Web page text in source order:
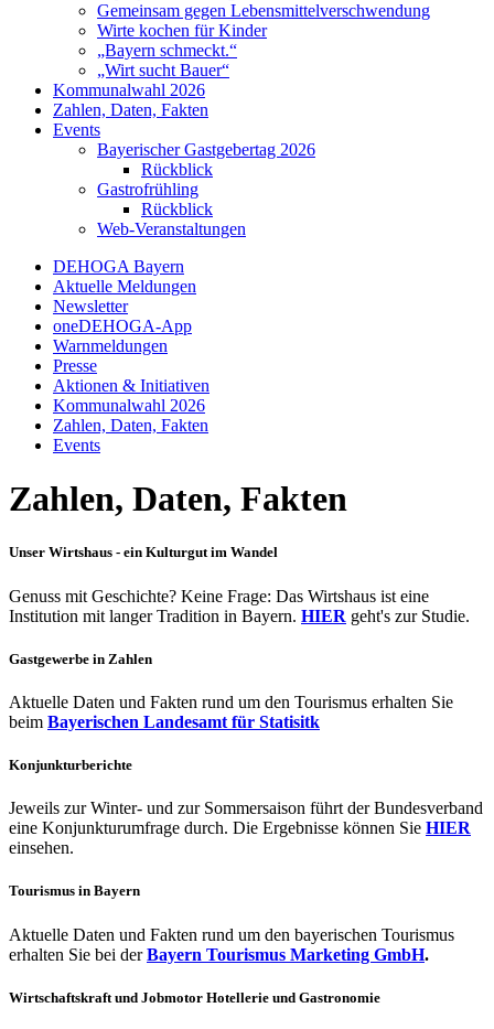
Gemeinsam gegen Lebensmittelverschwendung
Wirte kochen für Kinder
„Bayern schmeckt.“
„Wirt sucht Bauer“
Kommunalwahl 2026
Zahlen, Daten, Fakten
Events
Bayerischer Gastgebertag 2026
Rückblick
Gastrofrühling
Rückblick
Web-Veranstaltungen
DEHOGA Bayern
Aktuelle Meldungen
Newsletter
oneDEHOGA-App
Warnmeldungen
Presse
Aktionen & Initiativen
Kommunalwahl 2026
Zahlen, Daten, Fakten
Events
Zahlen, Daten, Fakten
Unser Wirtshaus - ein Kulturgut im Wandel
Genuss mit Geschichte? Keine Frage: Das Wirtshaus ist eine
Institution mit langer Tradition in Bayern. HIER geht's zur Studie.
Gastgewerbe in Zahlen
Aktuelle Daten und Fakten rund um den Tourismus erhalten Sie
beim Bayerischen Landesamt für Statisitk
Konjunkturberichte
Jeweils zur Winter- und zur Sommersaison führt der Bundesverband
eine Konjunkturumfrage durch. Die Ergebnisse können Sie HIER
einsehen.
Tourismus in Bayern
Aktuelle Daten und Fakten rund um den bayerischen Tourismus
erhalten Sie bei derBayern Tourismus Marketing GmbH.
Wirtschaftskraft und Jobmotor Hotellerie und Gastronomie